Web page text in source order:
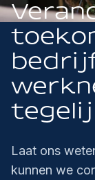
Laat ons
kunnen we